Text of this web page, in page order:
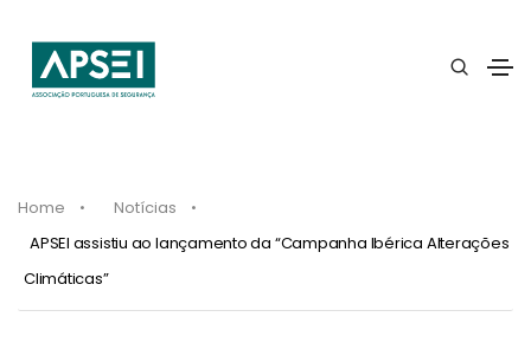
Home
Notícias
APSEI assistiu ao lançamento da “Campanha Ibérica Alterações
Climáticas”